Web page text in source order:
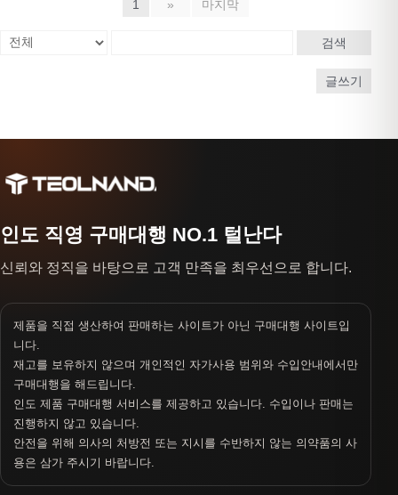
1 » 마지막
검색
글쓰기
인도 직영 구매대행 NO.1 털난다
신뢰와 정직을 바탕으로 고객 만족을 최우선으로 합니다.
제품을 직접 생산하여 판매하는 사이트가 아닌 구매대행 사이트입
니다.
재고를 보유하지 않으며 개인적인 자가사용 범위와 수입안내에서만
구매대행을 해드립니다.
인도 제품 구매대행 서비스를 제공하고 있습니다. 수입이나 판매는
진행하지 않고 있습니다.
안전을 위해 의사의 처방전 또는 지시를 수반하지 않는 의약품의 사
용은 삼가 주시기 바랍니다.